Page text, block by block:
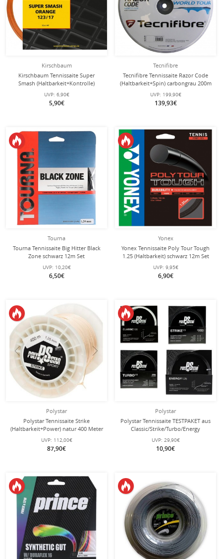
Kirschbaum
Kirschbaum Tennissaite Super
Smash (Haltbarkeit+Kontrolle)
orange 12m Set
UVP: 6,90€
5,90€
Tecnifibre
Tecnifibre Tennissaite Razor Code
(Haltbarkeit+Spin) carbongrau 200m
Rolle
UVP: 199,90€
139,93€
Tourna
Tourna Tennissaite Big Hitter Black
Zone schwarz 12m Set
UVP: 10,20€
6,50€
Yonex
Yonex Tennissaite Poly Tour Tough
1.25 (Haltbarkeit) schwarz 12m Set
UVP: 9,95€
6,90€
Polystar
Polystar Tennissaite Strike
(Haltbarkeit+Power) natur 400 Meter
Rolle
UVP: 112,00€
87,90€
Polystar
Polystar Tennissaite TESTPAKET aus
Classic/Strike/Turbo/Energy
weiss/schwarz 4x12m Set
UVP: 29,90€
10,90€